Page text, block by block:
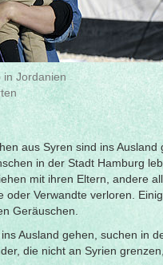
in Jordanien
aus Syren sind ins
in der Stadt Hamburg
mit ihren Eltern, andere
oder Verwandte verloren.
Geräuschen.
Ausland gehen, suchen in
die nicht an Syrien